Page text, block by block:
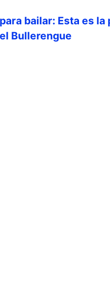
bailar: Esta es
Bullerengue